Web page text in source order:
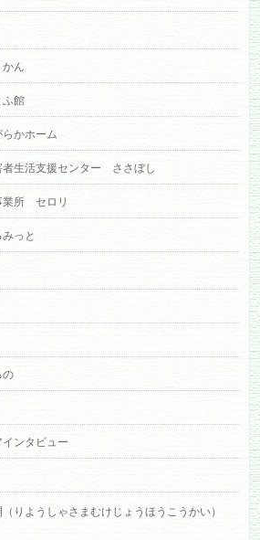
ん
館
かホーム
者生活支援センター ささぼし
業所 セロリ
っと
の
ンタビュー
りようしゃさまむけじょうほうこうかい）